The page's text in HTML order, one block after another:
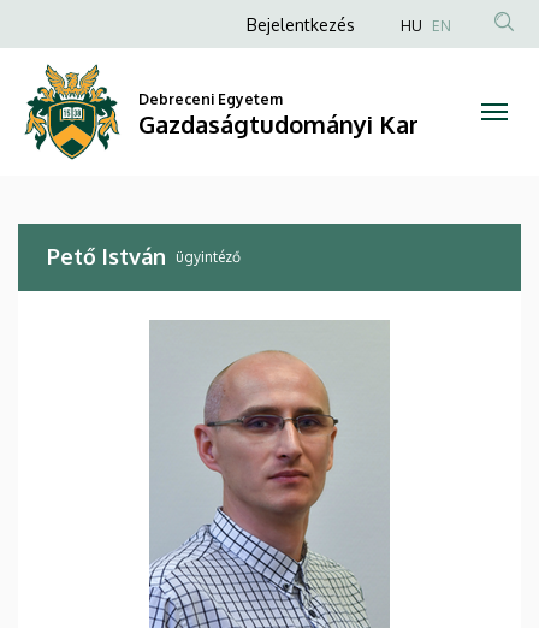
István
Gazdaságtudományi
Kar
a
tartalomra
Anonim
fiók
menüje
Bejelentkezés HU EN
Debreceni Egyetem
Gazdaságtudományi Kar
Pető István ügyintéző